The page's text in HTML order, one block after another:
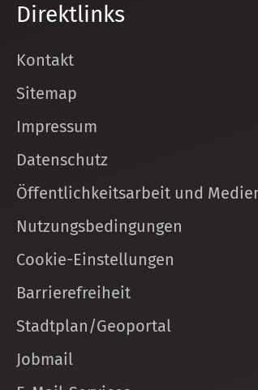
Direktlinks
Kontakt
Sitemap
Impressum
Datenschutz
Öffentlichkeitsarbeit und
Nutzungsbedingungen
Cookie-Einstellungen
Barrierefreiheit
Stadtplan/Geoportal
Jobmail